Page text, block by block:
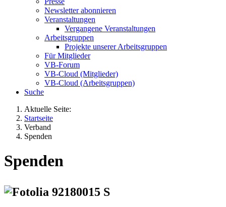
Newsletter abonnieren
Veranstaltungen
Vergangene Veranstaltungen
Arbeitsgruppen
Projekte unserer Arbeitsgruppen
Für Mitglieder
VB-Forum
VB-Cloud (Mitglieder)
VB-Cloud (Arbeitsgruppen)
Suche
Aktuelle Seite:
Startseite
Verband
Spenden
Spenden